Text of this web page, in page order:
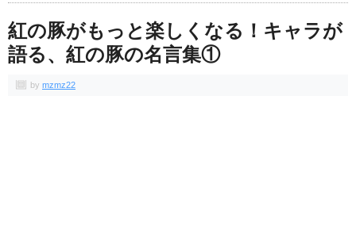
紅の豚がもっと楽しくなる！キャラが
語る、紅の豚の名言集①
by mzmz22